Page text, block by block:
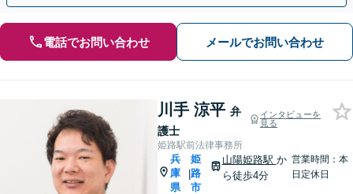
電話でお問い合わせ メールでお問い合わせ
川手 涼平 弁
護士
インタビューを
見る
姫路駅前法律事務所
兵
庫
県
|
姫
路
市
山陽姫路駅 か
ら徒歩4分
営業時間：本
日定休日